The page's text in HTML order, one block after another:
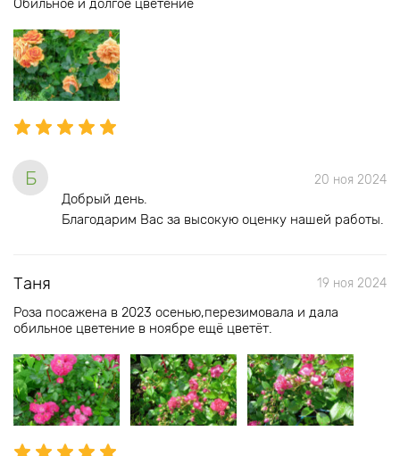
Обильное и долгое цветение
Б 20 ноя 2024
Добрый день.
Благодарим Вас за высокую оценку нашей работы.
Таня 19 ноя 2024
Роза посажена в 2023 осенью,перезимовала и дала
обильное цветение в ноябре ещё цветёт.